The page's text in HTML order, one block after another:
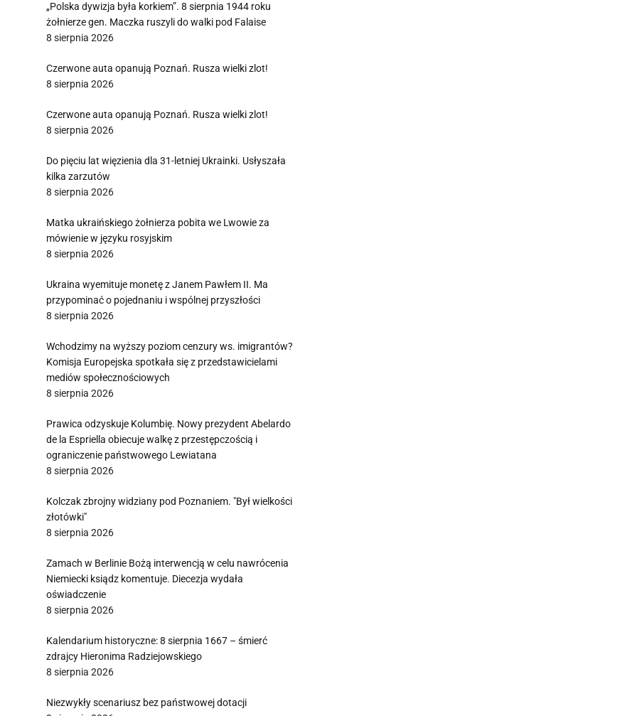
„Polska dywizja była korkiem”. 8 sierpnia 1944 roku
żołnierze gen. Maczka ruszyli do walki pod Falaise
8 sierpnia 2026
Czerwone auta opanują Poznań. Rusza wielki zlot!
8 sierpnia 2026
Czerwone auta opanują Poznań. Rusza wielki zlot!
8 sierpnia 2026
Do pięciu lat więzienia dla 31-letniej Ukrainki. Usłyszała
kilka zarzutów
8 sierpnia 2026
Matka ukraińskiego żołnierza pobita we Lwowie za
mówienie w języku rosyjskim
8 sierpnia 2026
Ukraina wyemituje monetę z Janem Pawłem II. Ma
przypominać o pojednaniu i wspólnej przyszłości
8 sierpnia 2026
Wchodzimy na wyższy poziom cenzury ws. imigrantów?
Komisja Europejska spotkała się z przedstawicielami
mediów społecznościowych
8 sierpnia 2026
Prawica odzyskuje Kolumbię. Nowy prezydent Abelardo
de la Espriella obiecuje walkę z przestępczością i
ograniczenie państwowego Lewiatana
8 sierpnia 2026
Kolczak zbrojny widziany pod Poznaniem. "Był wielkości
złotówki"
8 sierpnia 2026
Zamach w Berlinie Bożą interwencją w celu nawrócenia
Niemiecki ksiądz komentuje. Diecezja wydała
oświadczenie
8 sierpnia 2026
Kalendarium historyczne: 8 sierpnia 1667 – śmierć
zdrajcy Hieronima Radziejowskiego
8 sierpnia 2026
Niezwykły scenariusz bez państwowej dotacji